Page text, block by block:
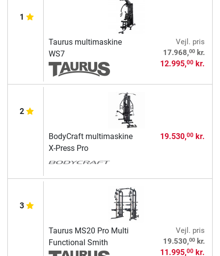
1
Taurus multimaskine
WS7
Vejl. pris
17.968,00kr.
12.995,00kr.
2
BodyCraft multimaskine
X-Press Pro
19.530,00kr.
3
Taurus MS20 Pro Multi
Functional Smith
Vejl. pris
19.530,00kr.
11.995,00kr.